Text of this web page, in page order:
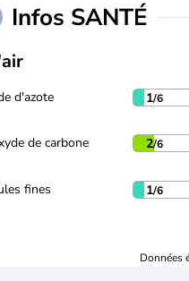
Infos SANTÉ
d'azote 1/6
de carbone 2/6
fines 1/6
Données